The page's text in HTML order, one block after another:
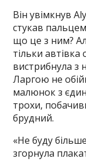
Він увімкнув
стукав
що це з ним?
тільки автівка
вистрибнула з
Ларгою не
малюнок з
трохи,
брудний.
«Не буду
згорнула